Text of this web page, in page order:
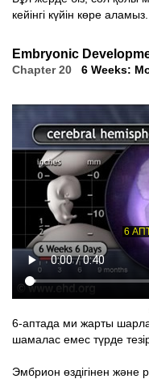
кейінгі күйін көре аламыз.
Embryonic
Chapter 20 6 Weeks:
6-аптада ми жарты
шамалас емес түрде
Эмбрион өздігінен және